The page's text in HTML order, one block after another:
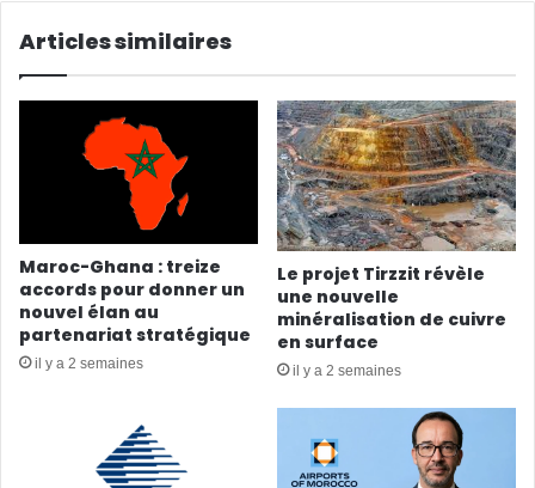
Articles similaires
Maroc-Ghana : treize
accords pour donner un
nouvel élan au
partenariat stratégique
il y a 2 semaines
Le projet Tirzzit révèle
une nouvelle
minéralisation de cuivre
en surface
il y a 2 semaines